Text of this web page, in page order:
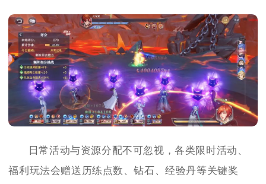
日常活动与资源分配不可忽视，各类限时活动、
福利玩法会赠送历练点数、钻石、经验丹等关键奖